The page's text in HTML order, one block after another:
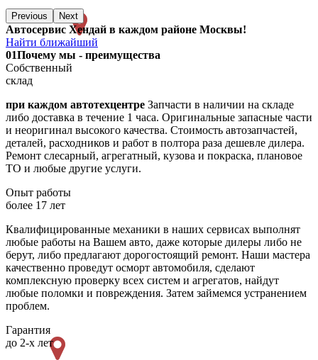
Previous Next
Автосервис Хендай в каждом районе Москвы!
Найти ближайший
01Почему мы - преимущества
Собственный
склад
при каждом автотехцентре Запчасти в наличии на складе
либо доставка в течение 1 часа. Оригинальные запасные части
и неоригинал высокого качества. Стоимость автозапчастей,
деталей, расходников и работ в полтора раза дешевле дилера.
Ремонт слесарный, агрегатный, кузова и покраска, плановое
ТО и любые другие услуги.
Опыт работы
более 17 лет
Квалифицированные механики в наших сервисах выполнят
любые работы на Вашем авто, даже которые дилеры либо не
берут, либо предлагают дорогостоящий ремонт. Наши мастера
качественно проведут осморт автомобиля, сделают
комплексную проверку всех систем и агрегатов, найдут
любые поломки и повреждения. Затем займемся устранением
проблем.
Гарантия
до 2-х лет